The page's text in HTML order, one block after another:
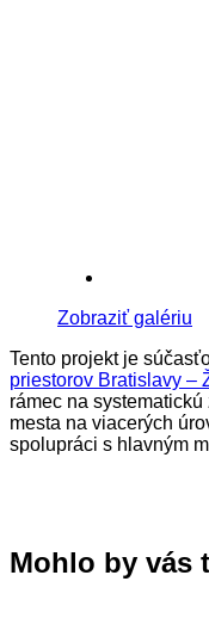
Zobraziť galériu
Tento projekt je
priestorov Bratislavy –
rámec na
mesta na viacerých
spolupráci s hlavným
Mohlo by vás